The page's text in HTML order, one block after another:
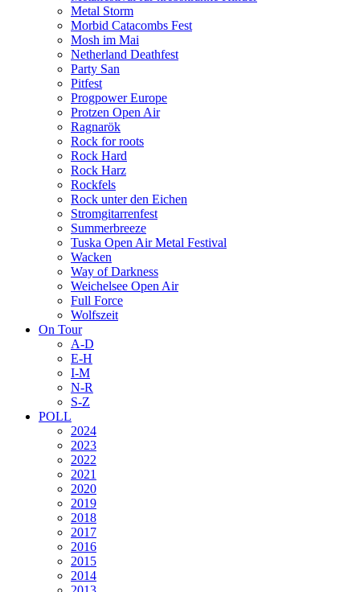
Metal Storm
Morbid Catacombs Fest
Mosh im Mai
Netherland Deathfest
Party San
Pitfest
Progpower Europe
Protzen Open Air
Ragnarök
Rock for roots
Rock Hard
Rock Harz
Rockfels
Rock unter den Eichen
Stromgitarrenfest
Summerbreeze
Tuska Open Air Metal Festival
Wacken
Way of Darkness
Weichelsee Open Air
Full Force
Wolfszeit
On Tour
A-D
E-H
I-M
N-R
S-Z
POLL
2024
2023
2022
2021
2020
2019
2018
2017
2016
2015
2014